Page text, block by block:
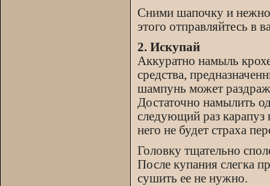
Сними шапочку и
этого отправляйтесь в
2. Искупай
Аккуратно намыль
средства,
шампунь может
Достаточно намылить
следующий раз карапуз
него не будет страха
Головку тщательно
После купания слегка
сушить ее не нужно.